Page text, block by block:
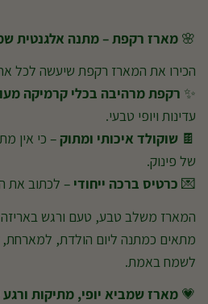
🌸 מארז רקפת – מתנה אלגנטית
הכירו את המארז רקפת שיעשה לכל
✨ רקפת מרהיבה בכלי קרמיקה
עדינות ויופי טבעי.
🍫 שוקולד איכותי ומתוק – כי אין
של פינוק.
💌 כרטיס ברכה ייחודי – לכתוב את
המארז משלב טבע, טעם ורגש
מתאים כמתנה ליום הולדת, למארחת,
לשמח באמת.
💗 מארז שמביא יופי, מתיקות